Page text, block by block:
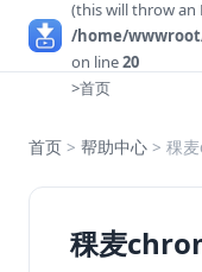
(this will throw an
/home/
on line20
>首页
首页 > 帮助中心 > 稞
稞麦